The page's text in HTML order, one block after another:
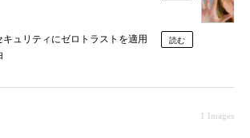
キュリティにゼロトラストを適用
読む
1 Images